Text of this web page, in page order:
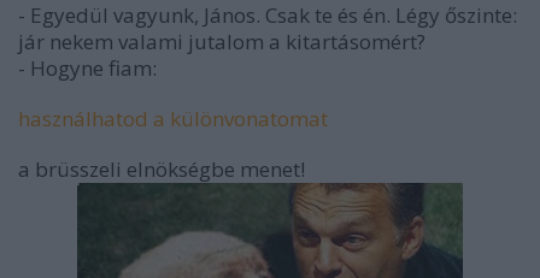
- Egyedül vagyunk, János. Csak te és én. Légy őszinte:
jár nekem valami jutalom a kitartásomért?
- Hogyne fiam:
használhatod a különvonatomat
a brüsszeli elnökségbe menet!